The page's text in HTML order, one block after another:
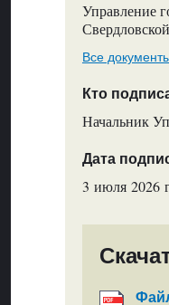
Управление
Все
Кто
Начальник
Дата
3 июля 2026